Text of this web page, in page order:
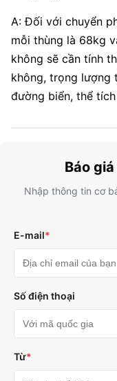
A: Đối với chuyển
mỗi thùng là 68kg
không sẽ cần tính
không, trọng lượng
đường biển, thể
Báo
Nhập thông tin cơ
E-mail*
Số điện thoại
Từ*